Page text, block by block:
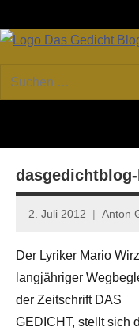
Inhalt
GEDICHT
Forum
von
Lyrik,
Essay
Kritik
Suchen
nach:
2. Juli 2012 Anton
Der Lyriker Mario
langjähriger
der Zeitschrift DAS
GEDICHT, stellt sich